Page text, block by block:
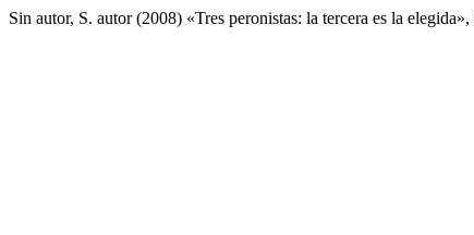
Sin autor, S. autor (2008) «Tres peronistas: la tercera es la elegida»,